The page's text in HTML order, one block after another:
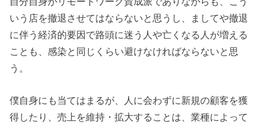
いう店を撤退させてはならないと思うし、ましてや撤退
に伴う経済的要因で路頭に迷う人や亡くなる人が増える
ことも、感染と同じくらい避けなければならないと思
う。
僕自身にも当てはまるが、人に会わずに新規の顧客を獲
得したり、売上を維持・拡大することは、業種によって